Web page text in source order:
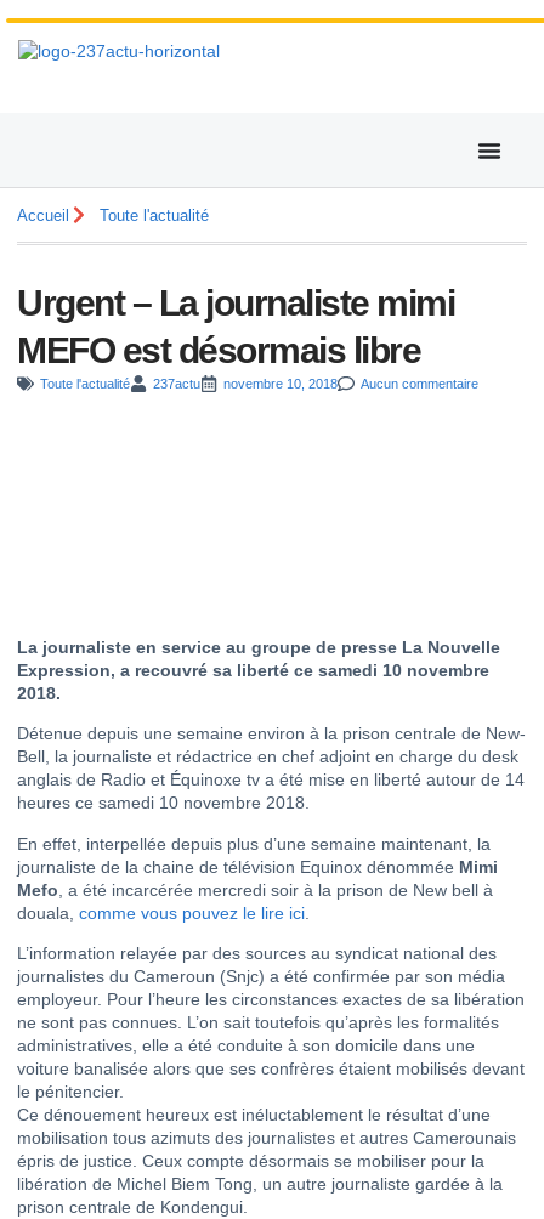
Accueil Toute l'actualité
Urgent – La journaliste mimi
MEFO est désormais libre
Toute l'actualité 237actu novembre 10, 2018 Aucun commentaire
La journaliste en service au groupe de presse La Nouvelle
Expression, a recouvré sa liberté ce samedi 10 novembre
2018.
Détenue depuis une semaine environ à la prison centrale de New-
Bell, la journaliste et rédactrice en chef adjoint en charge du desk
anglais de Radio et Équinoxe tv a été mise en liberté autour de 14
heures ce samedi 10 novembre 2018.
En effet, interpellée depuis plus d’une semaine maintenant, la
journaliste de la chaine de télévision Equinox dénommée Mimi
Mefo , a été incarcérée mercredi soir à la prison de New bell à
douala, comme vous pouvez le lire ici
L’information relayée par des sources au syndicat national des
journalistes du Cameroun (Snjc) a été confirmée par son média
employeur. Pour l’heure les circonstances exactes de sa libération
ne sont pas connues. L’on sait toutefois qu’après les formalités
administratives, elle a été conduite à son domicile dans une
voiture banalisée alors que ses confrères étaient mobilisés devant
le pénitencier.
Ce dénouement heureux est inéluctablement le résultat d’une
mobilisation tous azimuts des journalistes et autres Camerounais
épris de justice. Ceux compte désormais se mobiliser pour la
libération de Michel Biem Tong, un autre journaliste gardée à la
prison centrale de Kondengui.